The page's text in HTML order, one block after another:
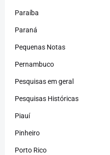
Paraíba
Paraná
Pequenas Notas
Pernambuco
Pesquisas em geral
Pesquisas Históricas
Piauí
Pinheiro
Porto Rico